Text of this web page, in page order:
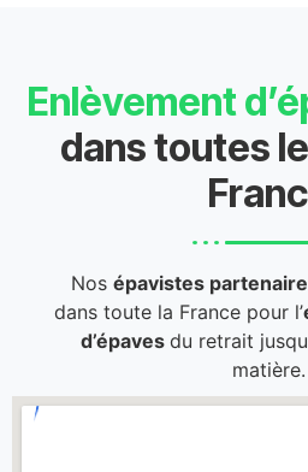
Enlèvement
dans toutes
Nosépavistes
dans toute la France pour l’
d’épavesdu retrait
matière.